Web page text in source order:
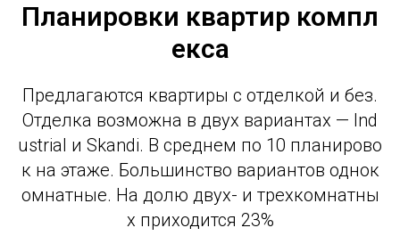
Планировки квартир компл
екса
Предлагаются квартиры с отделкой и без.
Отделка возможна в двух вариантах — Ind
ustrial и Skandi. В среднем по 10 планирово
к на этаже. Большинство вариантов однок
омнатные. На долю двух- и трехкомнатны
х приходится 23%